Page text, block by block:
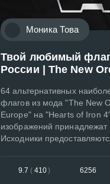
᠌Моника Това
Твой любимый
России | The New
64 альтернативных
флагов из мода "The New
Europe" на "Hearts of Iron
изображений принадлежат
Исходники
9.7 ( 410) 6256